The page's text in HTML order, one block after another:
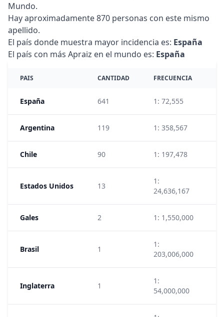
Mundo.
Hay aproximadamente 870 personas con este mismo
apellido.
El país donde muestra mayor incidencia es: España
El país con más Apraiz en el mundo es: España
PAIS CANTIDAD FRECUENCIA
España 641 1: 72,555
Argentina 119 1: 358,567
Chile 90 1: 197,478
Estados Unidos 13
1:
24,636,167
Gales 2 1: 1,550,000
Brasil 1
1:
203,006,000
Inglaterra 1
1:
54,000,000